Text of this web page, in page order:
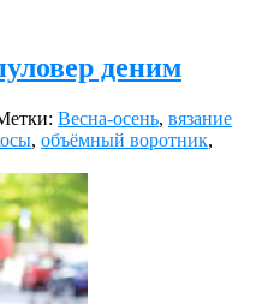
деним
Весна-осень, вязание
, объёмный воротник,